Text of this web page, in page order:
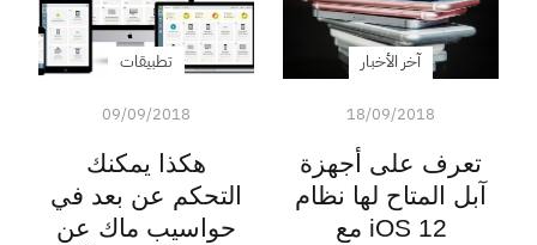
آخر الأخبار
18/09/2018
تعرف على أجهزة
آبل المتاح لها نظام
iOS 12 مع
تطبيقات
09/09/2018
هكذا يمكنك
التحكم عن بعد في
حواسيب ماك عن